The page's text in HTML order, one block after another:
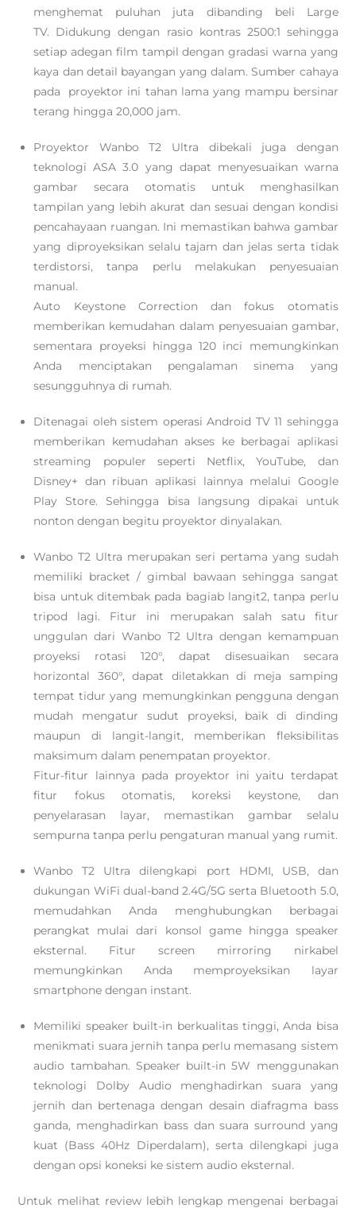
menghemat puluhan juta dibanding beli Large
TV. Didukung dengan rasio kontras 2500:1 sehingga
setiap adegan film tampil dengan gradasi warna yang
kaya dan detail bayangan yang dalam. Sumber cahaya
pada proyektor ini tahan lama yang mampu bersinar
terang hingga 20,000 jam.
Proyektor Wanbo T2 Ultra dibekali juga dengan
teknologi ASA 3.0 yang dapat menyesuaikan warna
gambar secara otomatis untuk menghasilkan
tampilan yang lebih akurat dan sesuai dengan kondisi
pencahayaan ruangan. Ini memastikan bahwa gambar
yang diproyeksikan selalu tajam dan jelas serta tidak
terdistorsi, tanpa perlu melakukan penyesuaian
manual.
Auto Keystone Correction dan fokus otomatis
memberikan kemudahan dalam penyesuaian gambar,
sementara proyeksi hingga 120 inci memungkinkan
Anda menciptakan pengalaman sinema yang
sesungguhnya di rumah.
Ditenagai oleh sistem operasi Android TV 11 sehingga
memberikan kemudahan akses ke berbagai aplikasi
streaming populer seperti Netflix, YouTube, dan
Disney+ dan ribuan aplikasi lainnya melalui Google
Play Store. Sehingga bisa langsung dipakai untuk
nonton dengan begitu proyektor dinyalakan.
Wanbo T2 Ultra merupakan seri pertama yang sudah
memiliki bracket / gimbal bawaan sehingga sangat
bisa untuk ditembak pada bagiab langit2, tanpa perlu
tripod lagi. Fitur ini merupakan salah satu fitur
unggulan dari Wanbo T2 Ultra dengan kemampuan
proyeksi rotasi 120°, dapat disesuaikan secara
horizontal 360°, dapat diletakkan di meja samping
tempat tidur yang memungkinkan pengguna dengan
mudah mengatur sudut proyeksi, baik di dinding
maupun di langit-langit, memberikan fleksibilitas
maksimum dalam penempatan proyektor.
Fitur-fitur lainnya pada proyektor ini yaitu terdapat
fitur fokus otomatis, koreksi keystone, dan
penyelarasan layar, memastikan gambar selalu
sempurna tanpa perlu pengaturan manual yang rumit.
Wanbo T2 Ultra dilengkapi port HDMI, USB, dan
dukungan WiFi dual-band 2.4G/5G serta Bluetooth 5.0,
memudahkan Anda menghubungkan berbagai
perangkat mulai dari konsol game hingga speaker
eksternal. Fitur screen mirroring nirkabel
memungkinkan Anda memproyeksikan layar
smartphone dengan instant.
Memiliki speaker built-in berkualitas tinggi, Anda bisa
menikmati suara jernih tanpa perlu memasang sistem
audio tambahan. Speaker built-in 5W menggunakan
teknologi Dolby Audio menghadirkan suara yang
jernih dan bertenaga dengan desain diafragma bass
ganda, menghadirkan bass dan suara surround yang
kuat (Bass 40Hz Diperdalam), serta dilengkapi juga
dengan opsi koneksi ke sistem audio eksternal.
Untuk melihat review lebih lengkap mengenai berbagai